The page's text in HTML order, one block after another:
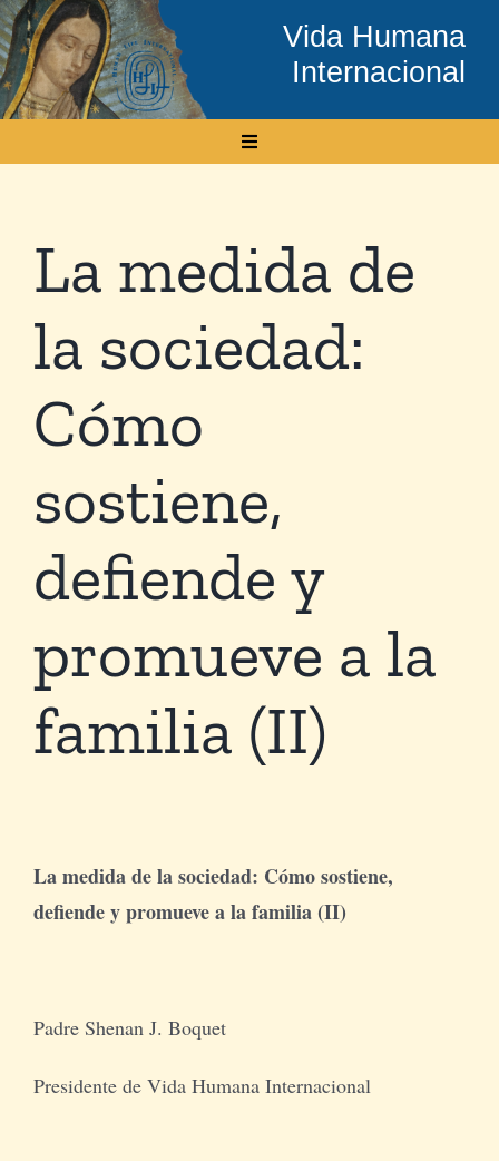
Skip
to
content
Vida Humana
Internacional
Toggle
Conócenos
Temas
Boletín Electrónico
Media
Tienda Virtual
Cómo Donar
La medida de
la sociedad:
Cómo
sostiene,
defiende y
promueve a la
familia (II)
La medida de la sociedad: Cómo sostiene,
defiende y promueve a la familia (II)
Padre Shenan J. Boquet
Presidente de Vida Humana Internacional